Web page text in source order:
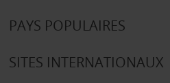
PAYS POPULAIRES
SITES INTERNATIONAUX